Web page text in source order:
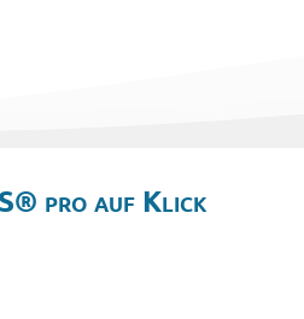
pro auf Klick